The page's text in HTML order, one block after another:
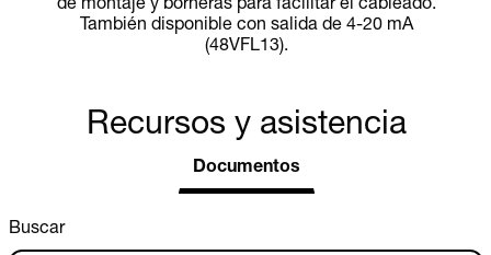
de montaje y borneras para facilitar el cableado.
También disponible con salida de 4-20 mA
(48VFL13).
Recursos y asistencia
Documentos
Buscar